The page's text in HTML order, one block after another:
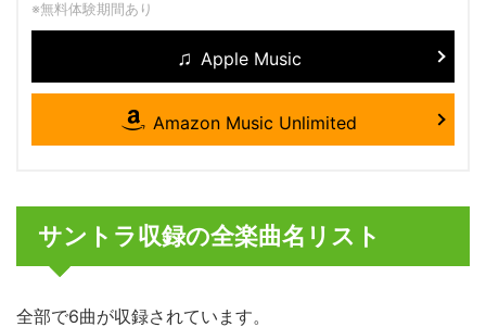
※無料体験期間あり
Apple Music
Amazon Music Unlimited
サントラ収録の全楽曲名リスト
全部で6曲が収録されています。